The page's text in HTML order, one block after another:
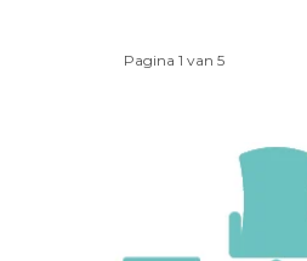
Pagina 1 van 5